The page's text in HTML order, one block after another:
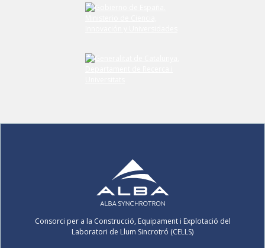
Consorci per a la Construcció, Equipament i Explotació del
Laboratori de Llum Sincrotró (CELLS)